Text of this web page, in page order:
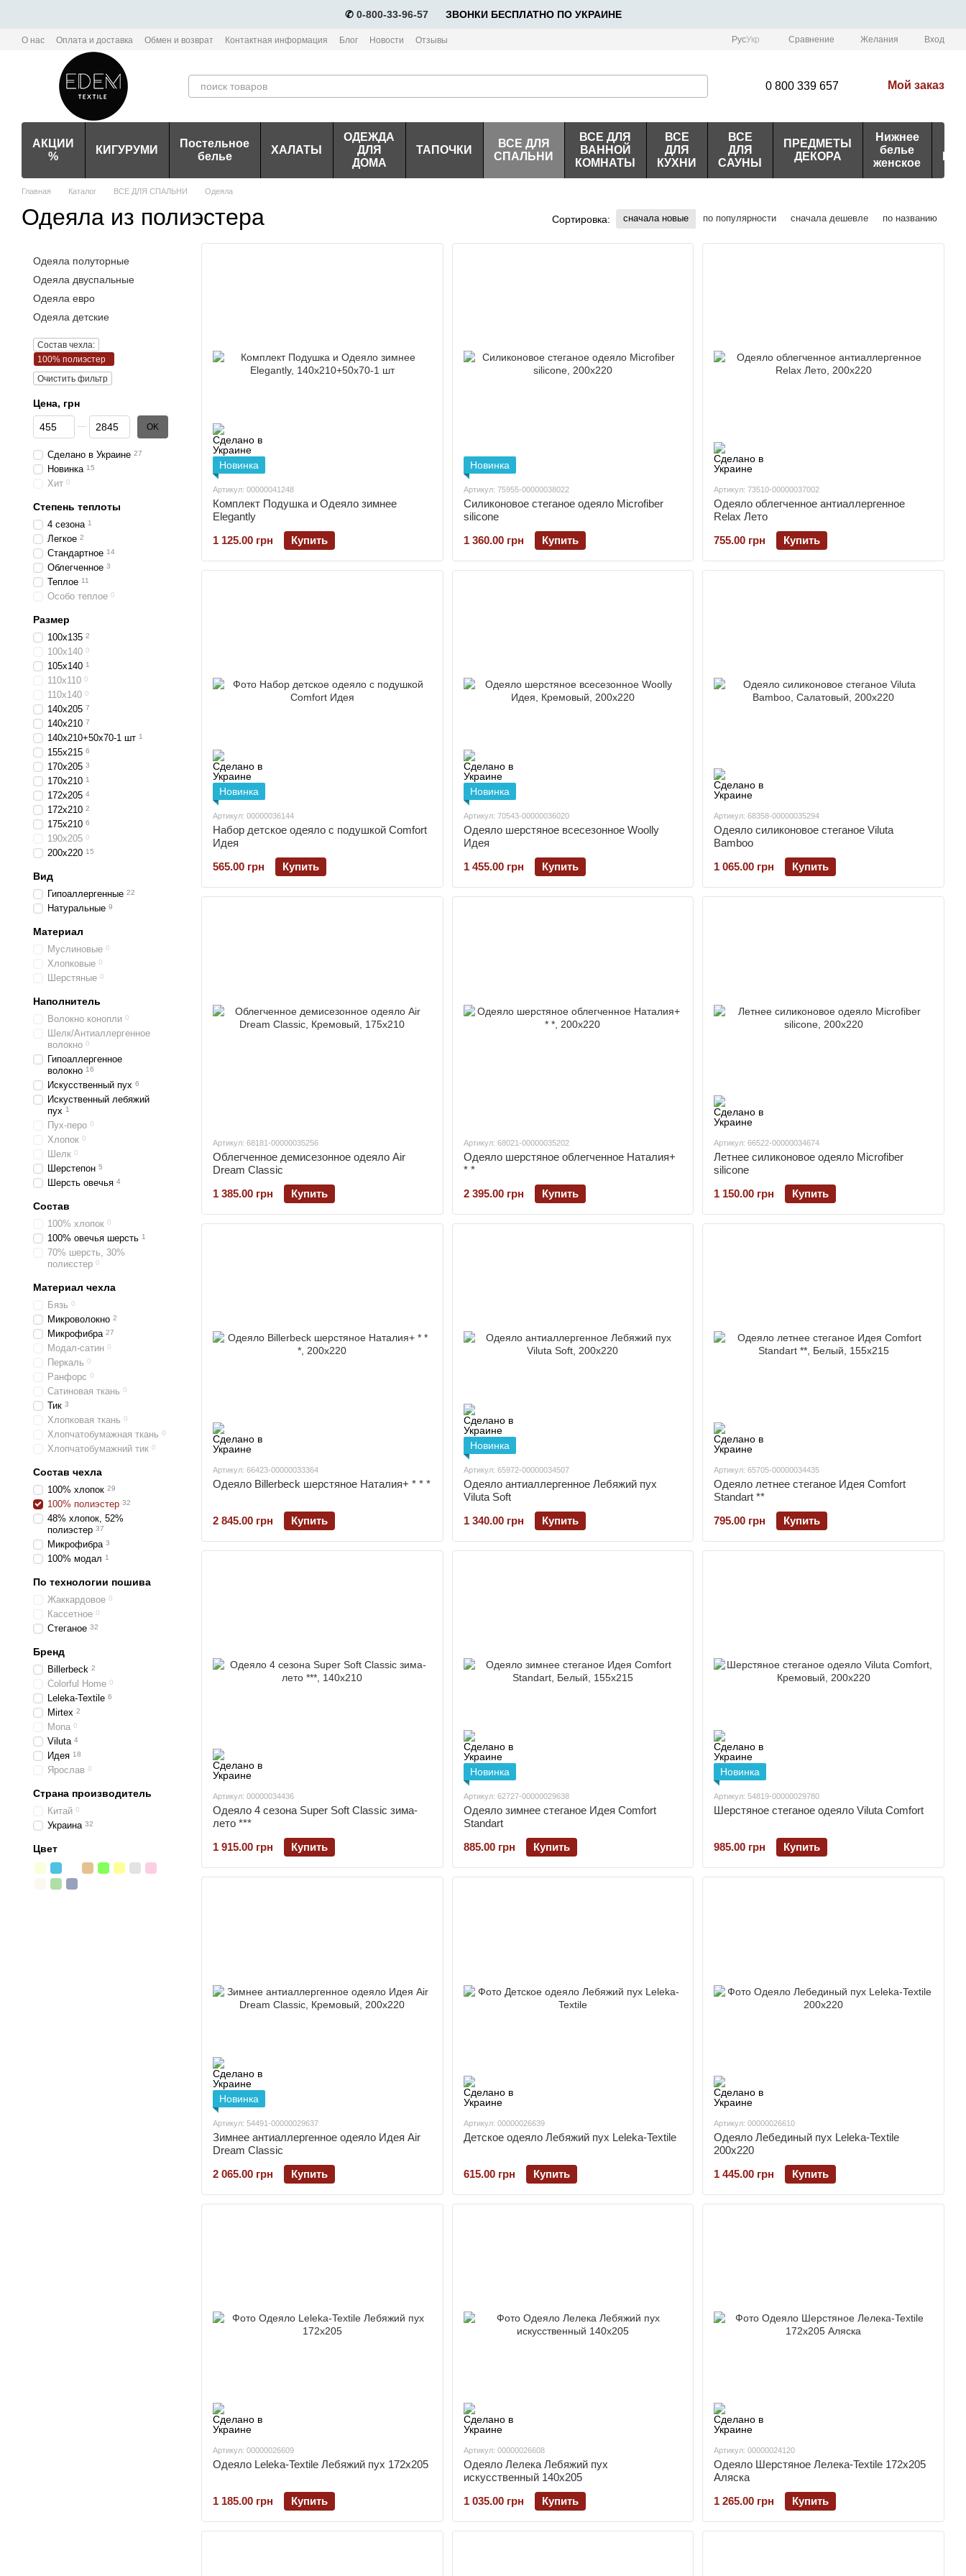
✆ 0-800-33-96-57⠀⠀ЗВОНКИ БЕСПЛАТНО ПО УКРАИНЕ
О нас Оплата и доставка Обмен и возврат Контактная информация Блог Новости
Отзывы
Политика конфиденциальности мобильного приложения Edem-Textile
РусУкр Сравнение Желания Вход
0 800 339 657 Мой заказ
АКЦИИ
%
КИГУРУМИ
Постельное
белье
ХАЛАТЫ
ОДЕЖДА
ДЛЯ
ДОМА
ТАПОЧКИ
ВСЕ ДЛЯ
СПАЛЬНИ
ВСЕ ДЛЯ
ВАННОЙ
КОМНАТЫ
ВСЕ
ДЛЯ
КУХНИ
ВСЕ
ДЛЯ
САУНЫ
ПРЕДМЕТЫ
ДЕКОРА
Нижнее
белье
женское
Главная Каталог ВСЕ ДЛЯ СПАЛЬНИ Одеяла
Одеяла из полиэстера Сортировка: сначала новые по популярности сначала дешевле по названию
Новинка
Артикул: 00000041248
Комплект Подушка и Одеяло зимнее
Elegantly
1 125.00 грн
Купить
Новинка
Артикул: 75955-00000038022
Силиконовое стеганое одеяло Microfiber
silicone
1 360.00 грн
Купить
Артикул: 73510-00000037002
Одеяло облегченное антиаллергенное
Relax Лето
755.00 грн
Купить
Новинка
Артикул: 00000036144
Набор детское одеяло с подушкой Comfort
Идея
565.00 грн
Купить
Новинка
Артикул: 70543-00000036020
Одеяло шерстяное всесезонное Woolly
Идея
1 455.00 грн
Купить
Артикул: 68358-00000035294
Одеяло силиконовое стеганое Viluta
Bamboo
1 065.00 грн
Купить
Артикул: 68181-00000035256
Облегченное демисезонное одеяло Air
Dream Classic
1 385.00 грн
Купить
Артикул: 68021-00000035202
Одеяло шерстяное облегченное Наталия+
* *
2 395.00 грн
Купить
Артикул: 66522-00000034674
Летнее силиконовое одеяло Microfiber
silicone
1 150.00 грн
Купить
Артикул: 66423-00000033364
Одеяло Billerbeck шерстяное Наталия+ * * *
2 845.00 грн Купить
Новинка
Артикул: 65972-00000034507
Одеяло антиаллергенное Лебяжий пух
Viluta Soft
1 340.00 грн
Купить
Артикул: 65705-00000034435
Одеяло летнее стеганое Идея Comfort
Standart **
795.00 грн
Купить
Артикул: 00000034436
Одеяло 4 сезона Super Soft Classic зима-
лето ***
1 915.00 грн
Купить
Новинка
Артикул: 62727-00000029638
Одеяло зимнее стеганое Идея Comfort
Standart
885.00 грн
Купить
Новинка
Артикул: 54819-00000029780
Шерстяное стеганое одеяло Viluta Comfort
985.00 грн Купить
Новинка
Артикул: 54491-00000029637
Зимнее антиаллергенное одеяло Идея Air
Dream Classic
2 065.00 грн
Купить
Артикул: 00000026639
Детское одеяло Лебяжий пух Leleka-Textile
615.00 грн Купить
Артикул: 00000026610
Одеяло Лебединый пух Leleka-Textile
200х220
1 445.00 грн
Купить
Артикул: 00000026609
Одеяло Leleka-Textile Лебяжий пух 172х205
1 185.00 грн Купить
Артикул: 00000026608
Одеяло Лелека Лебяжий пух
искусственный 140х205
1 035.00 грн
Купить
Артикул: 00000024120
Одеяло Шерстяное Лелека-Textile 172х205
Аляска
1 265.00 грн
Купить
Одеяла полуторные
Одеяла двуспальные
Одеяла евро
Одеяла детские
Состав чехла:
100% полиэстер
Очистить фильтр
Цена, грн
От Цена, грн
До Цена, грн OK
Сделано в Украине 27
Новинка 15
Хит 0
Степень теплоты
4 сезона 1
Легкое 2
Стандартное 14
Облегченное 3
Теплое 11
Особо теплое 0
Размер
100х135 2
100х140 0
105х140 1
110х110 0
110х140 0
140х205 7
140х210 7
140х210+50х70-1 шт 1
155х215 6
170х205 3
170х210 1
172х205 4
172х210 2
175х210 6
190х205 0
200х220 15
Вид
Гипоаллергенные 22
Натуральные 9
Материал
Муслиновые 0
Хлопковые 0
Шерстяные 0
Наполнитель
Волокно конопли 0
Шелк/Антиаллергенное
волокно 0
Гипоаллергенное
волокно 16
Искусственный пух 6
Искуственный лебяжий
пух 1
Пух-перо 0
Хлопок 0
Шелк 0
Шерстепон 5
Шерсть овечья 4
Состав
100% хлопок 0
100% овечья шерсть 1
70% шерсть, 30%
полиєстер 0
Материал чехла
Бязь 0
Микроволокно 2
Микрофибра 27
Модал-сатин 0
Перкаль 0
Ранфорс 0
Сатиновая ткань 0
Тик 3
Хлопковая ткань 0
Хлопчатобумажная ткань 0
Хлопчатобумажний тик 0
Состав чехла
100% хлопок 29
100% полиэстер 32
48% хлопок, 52%
полиэстер 37
Микрофибра 3
100% модал 1
По технологии пошива
Жаккардовое 0
Кассетное 0
Стеганое 32
Бренд
Billerbeck 2
Colorful Home 0
Leleka-Textile 6
Mirtex 2
Mona 0
Viluta 4
Идея 18
Ярослав 0
Страна производитель
Китай 0
Украина 32
Цвет